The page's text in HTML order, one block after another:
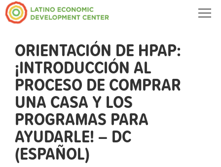
ORIENTACIÓN DE HPAP:
¡INTRODUCCIÓN AL
PROCESO DE COMPRAR
UNA CASA Y LOS
PROGRAMAS PARA
AYUDARLE! – DC
(ESPAÑOL)